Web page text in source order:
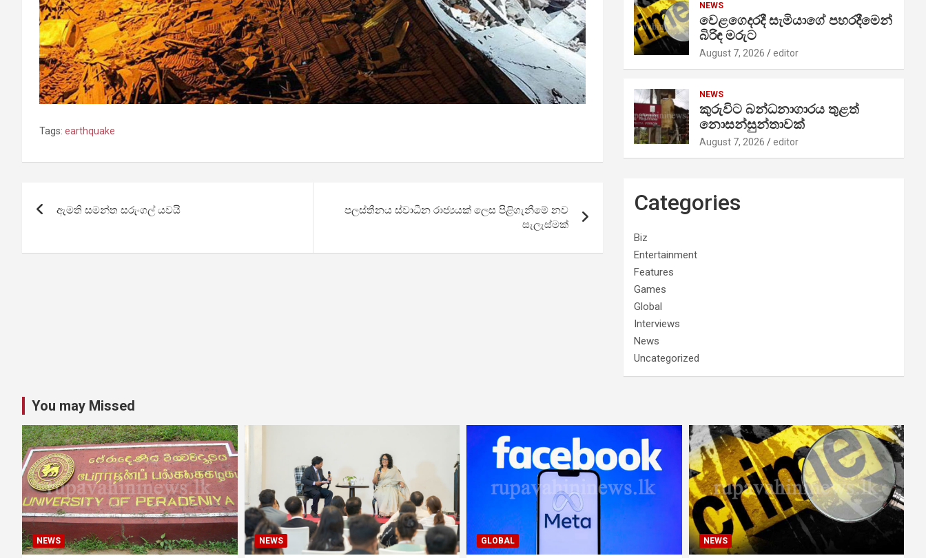
Tags: earthquake
navigation
ඇමති සමන්ත සරුංගල් යවයි
පලස්තීනය ස්වාධීන රාජ්‍යයක් ලෙස පිළිගැනීමේ නව
සැලැස්මක්
NEWS
වෙළගෙදරදී සැමියාගේ පහරදීමෙන්
බිරිඳ මරුට
August 7, 2026 editor
NEWS
කුරුවිට බන්ධනාගාරය තුළත්
නොසන්සුන්තාවක්
August 7, 2026 editor
Categories
Biz
Entertainment
Features
Games
Global
Interviews
News
Uncategorized
You may Missed
NEWS NEWS GLOBAL NEWS